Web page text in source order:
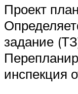
Проект
задание
инспекция